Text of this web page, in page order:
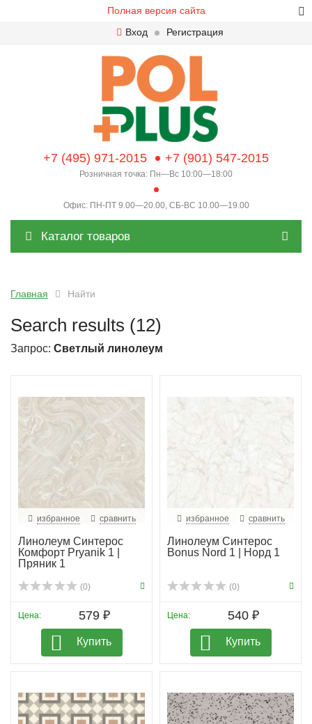
Полная версия сайта
Вход
Регистрация
+7 (495) 971-2015 +7 (901) 547-2015
Розничная точка: Пн—Вс 10:00—18:00
Офис: ПН-ПТ 9.00—20.00, СБ-ВС 10.00—19.00
Каталог товаров
Главная Найти
Search results (12)
Запрос: Светлый линолеум
избранное сравнить
Линолеум Синтерос
Комфорт Pryanik 1 |
Пряник 1
(0)
Цена: 579 ₽
Купить
избранное сравнить
Линолеум Синтерос
Bonus Nord 1 | Норд 1
(0)
Цена: 540 ₽
Купить